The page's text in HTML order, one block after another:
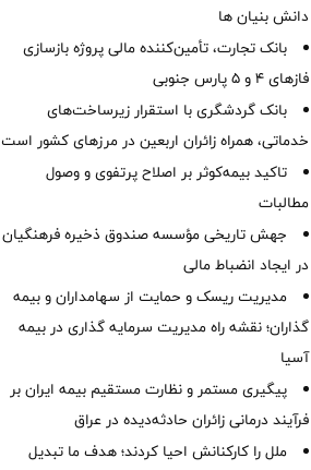
دانش بنیان ها
بانک تجارت، تأمین‌کننده مالی پروژه بازسازی
فازهای ۴ و ۵ پارس جنوبی
بانک گردشگری با استقرار زیرساخت‌های
خدماتی، همراه زائران اربعین در مرزهای کشور است
تاکید بیمه‌کوثر بر اصلاح پرتفوی و وصول
مطالبات ‌
جهش تاریخی مؤسسه صندوق ذخیره فرهنگیان
در ایجاد انضباط مالی
مدیریت ریسک و حمایت از سهامداران و بیمه
گذاران؛ نقشه راه مدیریت سرمایه گذاری در بیمه
آسیا
پیگیری مستمر و نظارت مستقیم بیمه ایران بر
فرآیند درمانی زائران حادثه‌دیده در عراق
ملل را کارکنانش احیا کردند؛ هدف ما تبدیل